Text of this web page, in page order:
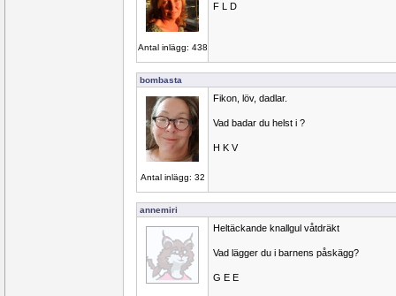
Antal inlägg: 438
F L D
bombasta
Antal inlägg: 32
Fikon, löv, dadlar.
Vad badar du helst i ?
H K V
annemiri
Heltäckande knallgul våtdräkt
Vad lägger du i barnens påskägg?
G E E